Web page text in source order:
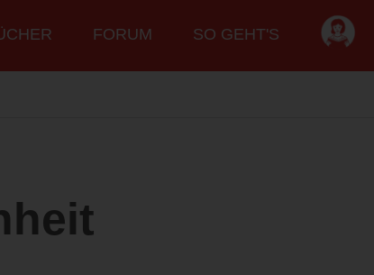
FORUM SO GEHT'S